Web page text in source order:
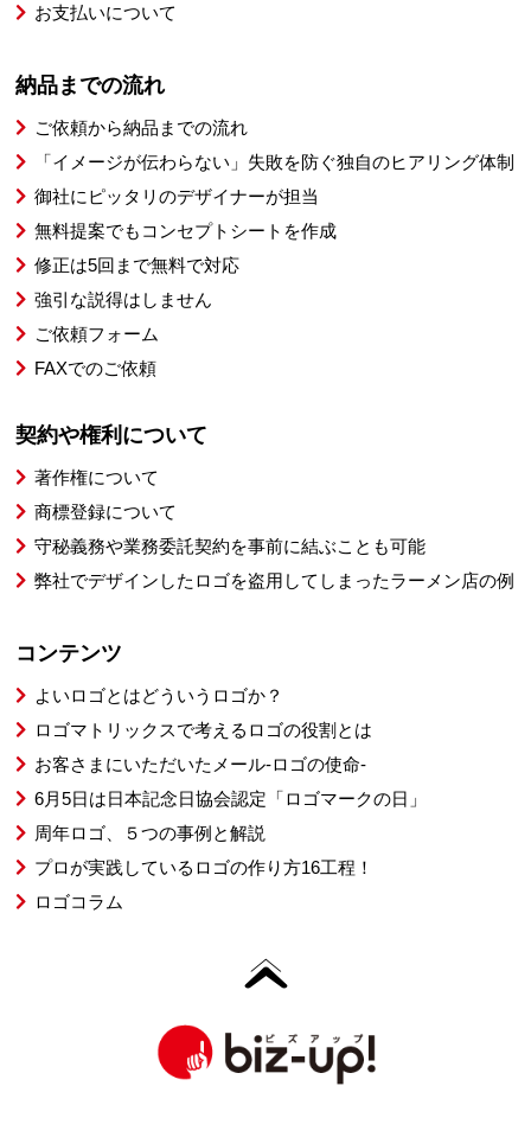
お支払いについて
納品までの流れ
ご依頼から納品までの流れ
「イメージが伝わらない」失敗を防ぐ独自のヒアリング体制
御社にピッタリのデザイナーが担当
無料提案でもコンセプトシートを作成
修正は5回まで無料で対応
強引な説得はしません
ご依頼フォーム
FAXでのご依頼
契約や権利について
著作権について
商標登録について
守秘義務や業務委託契約を事前に結ぶことも可能
弊社でデザインしたロゴを盗用してしまったラーメン店の例
コンテンツ
よいロゴとはどういうロゴか？
ロゴマトリックスで考えるロゴの役割とは
お客さまにいただいたメール-ロゴの使命-
6月5日は日本記念日協会認定「ロゴマークの日」
周年ロゴ、５つの事例と解説
プロが実践しているロゴの作り方16工程！
ロゴコラム